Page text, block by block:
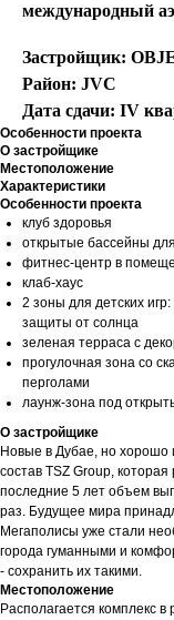
международный
Застройщик:
Район: JVC
Дата сдачи: IV
Особенности проекта
О застройщике
Местоположение
Характеристики
Особенности проекта
клуб здоровья
открытые бассейны
фитнес-центр в
клаб-хаус
2 зоны для детских
защиты от солнца
зеленая терраса с
прогулочная зона со
перголами
лаунж-зона под
О застройщике
Новые в Дубае, но хорошо
состав TSZ Group,
последние 5 лет объем
раз. Будущее мира
Мегаполисы уже стали
города гуманными и
- сохранить их такими.
Местоположение
Располагается комплекс